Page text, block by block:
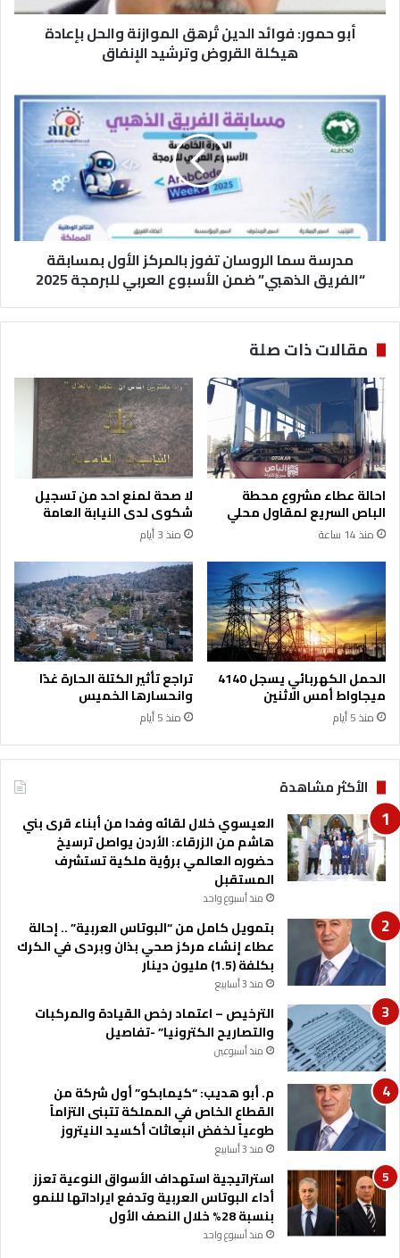
ف
ه
م
ا
ن
ة
و
ا
ل
ح
ل
ب
إ
د
ة
ه
ي
ك
ل
ة
ا
ل
ق
ر
و
ض
و
ت
ر
ي
د
ا
ل
إ
ن
ف
ا
ق
أبو حمور: فوائد الدين تُرهق الموازنة والحل بإعادة
هيكلة القروض وترشيد الإنفاق
ا
س
ن
ف
و
ب
ا
ل
م
ر
ك
ز
ل
أ
و
ل
ب
م
س
ا
ب
ق
ة
“
ا
ل
ف
ر
ق
ا
ذ
ه
ب
ي
”
ض
م
ن
ل
أ
س
ب
و
ع
مدرسة سما الروسان تفوز بالمركز الأول بمسابقة
“الفريق الذهبي” ضمن الأسبوع العربي للبرمجة 2025
مقالات ذات صلة
احالة عطاء مشروع محطة
الباص السريع لمقاول محلي
منذ 14 ساعة
لا صحة لمنع احد من تسجيل
شكوى لدى النيابة العامة
منذ 3 أيام
الحمل الكهربائي يسجل 4140
ميجاواط أمس الاثنين
منذ 5 أيام
تراجع تأثير الكتلة الحارة غدًا
وانحسارها الخميس
منذ 5 أيام
الأكثر مشاهدة
العيسوي خلال لقائه وفدا من أبناء قرى بني
هاشم من الزرقاء: الأردن يواصل ترسيخ
حضوره العالمي برؤية ملكية تستشرف
المستقبل
منذ أسبوع واحد
بتمويل كامل من “البوتاس العربية” .. إحالة
عطاء إنشاء مركز صحي بذان وبردى في الكرك
بكلفة (1.5) مليون دينار
منذ 3 أسابيع
الترخيص – اعتماد رخص القيادة والمركبات
والتصاريح الكترونيا” -تفاصيل
منذ أسبوعين
م. أبو هديب: “كيمابكو” أول شركة من
القطاع الخاص في المملكة تتبنى التزاماً
طوعياً لخفض انبعاثات أكسيد النيتروز
منذ 3 أسابيع
استراتيجية استهداف الأسواق النوعية تعزز
أداء البوتاس العربية وتدفع ايراداتها للنمو
بنسبة 28% خلال النصف الأول
منذ أسبوع واحد